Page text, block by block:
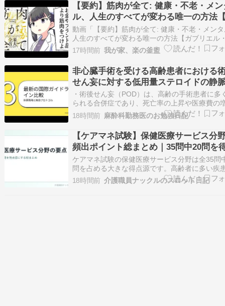
みせろ！
【要約】筋肉が全て: 健康・不老・メン
ル、人生のすべてが変わる唯一の方法
ブリエル・ライオン】 - YouTube
動画「【要約】筋肉が全て: 健康・不老・メン
人生のすべてが変わる唯一の方法【ガブリエル
イオン】」（YouTube URL:
http://www.youtube.com/
の要約です。1. 筋肉は病気から身を守る重要な
[02…
17時間前 我が家、楽の釜盥
非心臓手術を受ける高齢患者における
せん妄に対する低用量ステロイドの静
投与の効果：後ろ向きコホート解析
・術後せん妄（POD）は、高齢の手術患者に多
られる合併症であり、死亡率の上昇や医療費の
と関連している。非心臓手術において、高用量
ロイドは POD のリスクを低減させる可能性が
が、感染の懸念からその使用は制限されている
研究では、制吐薬として一般的に使用される術
18時間前 麻酔科勤務医のお勉強日記
【ケアマネ試験】保健医療サービス分
頻出ポイント総まとめ｜35問中20問を
源に
ケアマネ試験の保健医療サービス分野は全35問
問を占める大きな得点源です。高齢者に多い疾
バイタル、栄養・口腔・リハ、感染症、認知症
宅医療まで、頻出ポイントと覚え方を先生がや
18時間前 介護職員ナックルのスロット日記